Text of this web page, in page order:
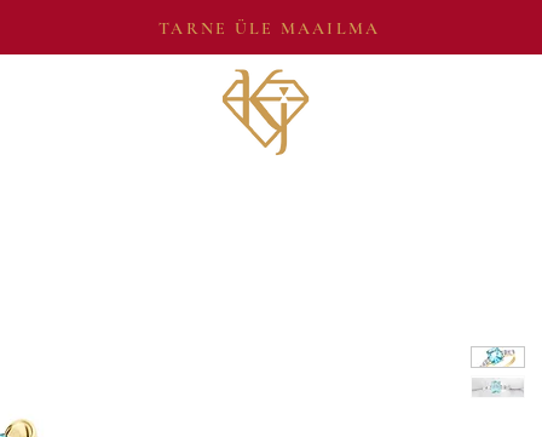
TARNE ÜLE MAAILMA